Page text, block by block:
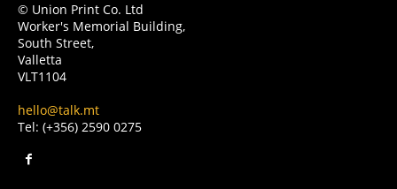
© Union Print Co. Ltd
Worker's Memorial Building,
South Street,
Valletta
VLT1104
hello@talk.mt
Tel: (+356) 2590 0275